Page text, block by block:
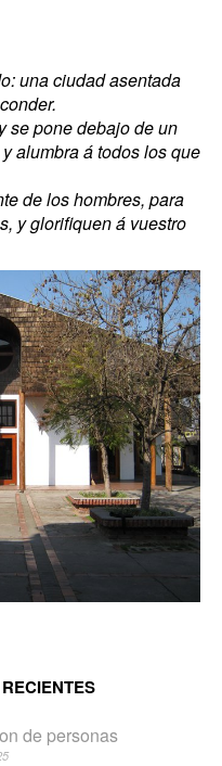
una ciudad asentada
se pone debajo de un
alumbra á todos los que
de los hombres, para
y glorifiquen á vuestro
de personas